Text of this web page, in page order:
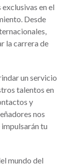
en el
Desde
la carrera de
un servicio
talentos en
y
nos
tu
mundo del